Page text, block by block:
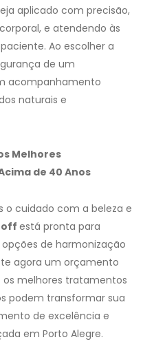
aplicado com precisão,
e atendendo às
Ao escolher a
de um
acompanhamento
naturais e
Melhores
de 40 Anos
o cuidado com a beleza e
está pronta para
de harmonização
agora um orçamento
melhores tratamentos
podem transformar sua
de excelência e
em Porto Alegre.